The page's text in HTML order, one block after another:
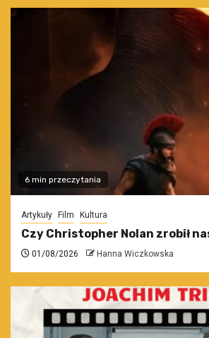
6 min przeczytania
Artykuły Film Kultura
Czy Christopher Nolan zrobił
01/08/2026 Hanna Wiczkowska